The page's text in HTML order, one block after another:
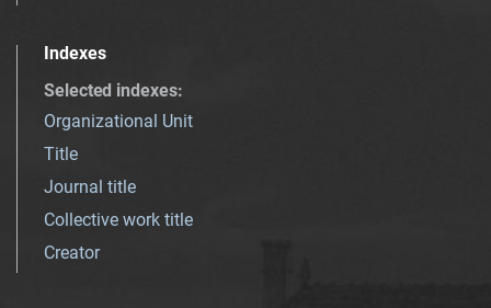
Indexes
Selected indexes:
Organizational Unit
Title
Journal title
Collective work title
Creator